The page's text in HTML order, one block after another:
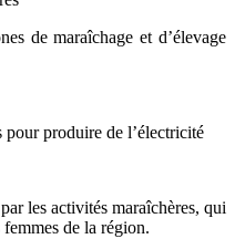
de maraîchage et d’élevage
produire de l’électricité
les activités maraîchères, qui
de la région.